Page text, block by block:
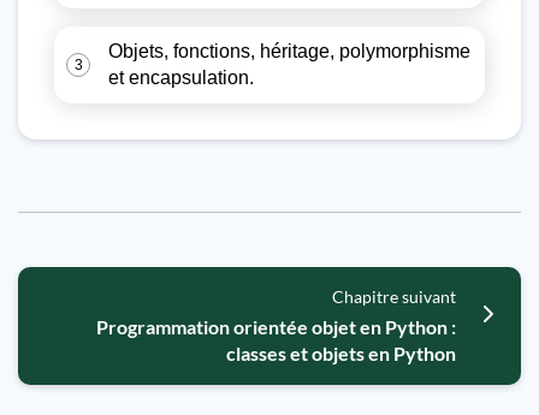
3
Objets, fonctions, héritage, polymorphisme
et encapsulation.
Chapitre suivant
Programmation orientée objet en Python :
classes et objets en Python